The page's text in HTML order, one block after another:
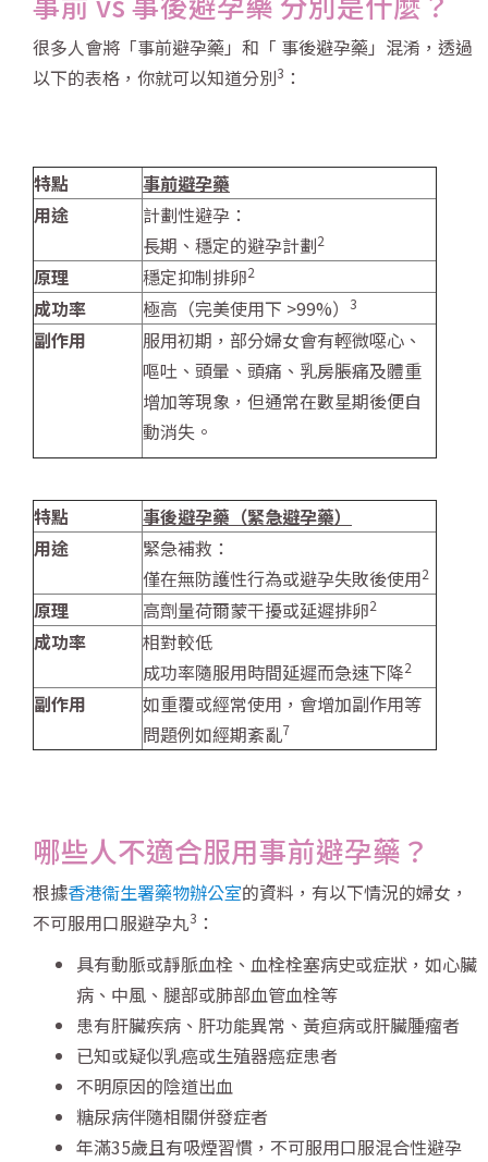
很多人會將「事前避孕藥」和「 事後避孕藥」混淆，透過
以下的表格，你就可以知道分別3 ：
特點
事前避孕藥
用途
計劃性避孕：
長期、穩定的避孕計劃2
原理 穩定抑制排卵2
成功率 極高（完美使用下 >99%） 3
副作用
服用初期，部分婦女會有輕微噁心、
嘔吐、頭暈、頭痛、乳房脹痛及體重
增加等現象，但通常在數星期後便自
動消失。
特點
事後避孕藥（緊急避孕藥）
用途
緊急補救：
僅在無防護性行為或避孕失敗後使用2
原理 高劑量荷爾蒙干擾或延遲排卵2
成功率
相對較低
成功率隨服用時間延遲而急速下降2
副作用
如重覆或經常使用，會增加副作用等
問題例如經期紊亂7
哪些人不適合服用事前避孕藥？
根據香港衞生署藥物辦公室的資料，有以下情況的婦女，
不可服用口服避孕丸3 ：
具有動脈或靜脈血栓、血栓栓塞病史或症狀，如心臟
病、中風、腿部或肺部血管血栓等
患有肝臟疾病、肝功能異常、黃疸病或肝臟腫瘤者
已知或疑似乳癌或生殖器癌症患者
不明原因的陰道出血
糖尿病伴隨相關併發症者
年滿35歲且有吸煙習慣，不可服用口服混合性避孕